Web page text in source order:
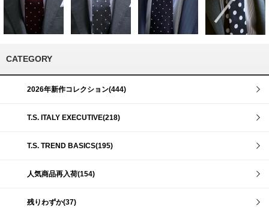
CATEGORY
2026年新作コレクション(444)
T.S. ITALY EXECUTIVE(218)
T.S. TREND BASICS(195)
人気商品再入荷(154)
残りわずか(37)